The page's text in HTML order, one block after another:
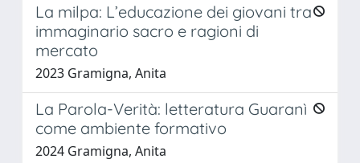
La milpa: L’educazione dei giovani tra
immaginario sacro e ragioni di
mercato
2023 Gramigna, Anita
La Parola-Verità: letteratura Guaranì
come ambiente formativo
2024 Gramigna, Anita